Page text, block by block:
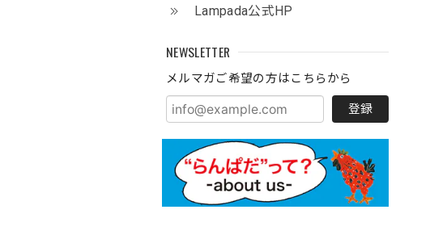
Lampada公式HP
NEWSLETTER
メルマガご希望の方はこちらから
登録